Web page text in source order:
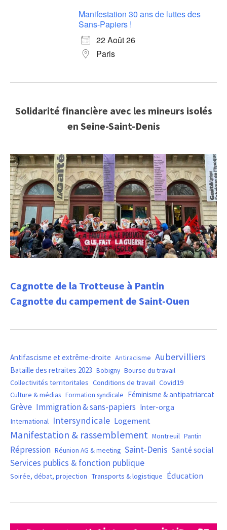
Manifestation 30 ans de luttes des
Sans-Papiers !
22 Août 26
Paris
Solidarité financière avec les mineurs isolés
en Seine-Saint-Denis
Cagnotte de la Trotteuse à Pantin
Cagnotte du campement de Saint-Ouen
Antifascisme et extrême-droite Antiracisme Aubervilliers
Bataille des retraites 2023 Bobigny Bourse du travail
Collectivités territoritales Conditions de travail Covid19
Culture & médias Formation syndicale Féminisme & antipatriarcat
Grève Immigration & sans-papiers Inter-orga
International Intersyndicale Logement
Manifestation & rassemblement Montreuil Pantin
Répression Réunion AG & meeting Saint-Denis Santé social
Services publics & fonction publique
Soirée, débat, projection Transports & logistique Éducation